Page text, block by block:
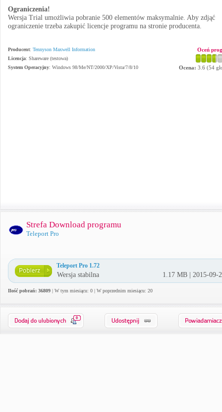
Ograniczenia!
Wersja Trial umożliwia pobranie 500 elementów maksymalnie. Aby zdjąć
ograniczenie trzeba zakupić licencje programu na stronie producenta.
Producent: Tennyson Maxwell Information
Licencja: Shareware (testowa)
System Operacyjny: Windows 98/Me/NT/2000/XP/Vista/7/8/10
Oceń
Ocena: 3.6 (54
Strefa Download programu
Teleport Pro
Teleport Pro 1.72
Wersja stabilna 1.17 MB | 2015-09-
Ilość pobrań: 36809 | W tym miesiącu: 0 | W poprzednim miesiącu: 20
0